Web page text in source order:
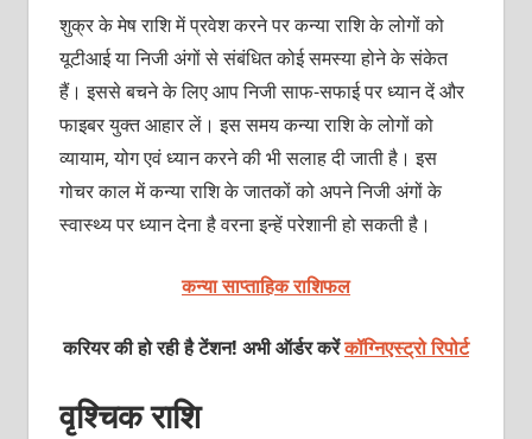
शुक्र के मेष राशि में प्रवेश करने पर कन्‍या राशि के लोगों को
यूटीआई या निजी अंगों से संबंधित कोई समस्‍या होने के संकेत
हैं। इससे बचने के लिए आप निजी साफ-सफाई पर ध्‍यान दें और
फाइबर युक्‍त आहार लें। इस समय कन्‍या राशि के लोगों को
व्‍यायाम, योग एवं ध्‍यान करने की भी सलाह दी जाती है। इस
गोचर काल में कन्‍या राशि के जातकों को अपने निजी अंगों के
स्‍वास्‍थ्‍य पर ध्‍यान देना है वरना इन्‍हें परेशानी हो सकती है।
कन्या साप्ताहिक राशिफल
करियर की हो रही है टेंशन! अभी ऑर्डर करेंकॉग्निएस्ट्रो रिपोर्ट
वृश्चिक राशि